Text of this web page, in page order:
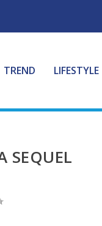
TREND LIFESTYLE
SEQUEL